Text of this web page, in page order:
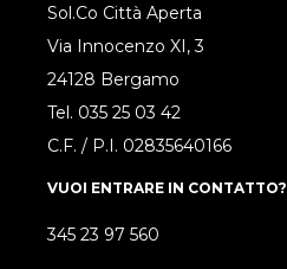
Sol.Co Città Aperta
Via Innocenzo XI, 3
24128 Bergamo
Tel. 035 25 03 42
C.F. / P.I. 02835640166
VUOI ENTRARE IN CONTATTO?
345 23 97 560